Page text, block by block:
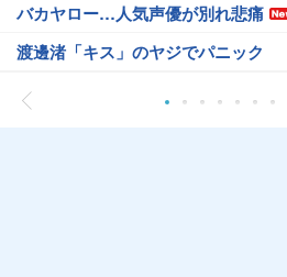
バカヤロー…人気声優が別れ悲痛
渡邊渚「キス」のヤジでパニック